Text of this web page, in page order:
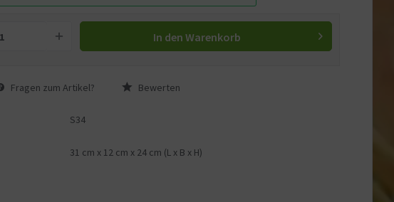
In den Warenkorb
Fragen zum Artikel? Bewerten
S34
31 cm x 12 cm x 24 cm (L x B x H)